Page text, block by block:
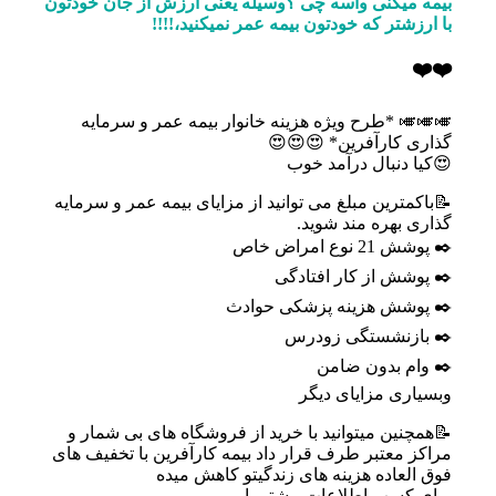
با ارزشتر که خودتون بیمه عمر نمیکنید،!!!!
❤️❤️
🎺🎺🎺 *طرح ویژه هزینه خانوار بیمه عمر و سرمایه
گذاری کارآفرین* 😍😍😍
😍کیا دنبال درآمد خوب
📝باکمترین مبلغ می توانید از مزایای بیمه عمر و سرمایه
گذاری بهره مند شوید.
✒️ پوشش 21 نوع امراض خاص
✒️ پوشش از کار افتادگی
✒️ پوشش هزینه پزشکی حوادث
✒️ بازنشستگی زودرس
✒️ وام بدون ضامن
وبسیاری مزایای دیگر
📝همچنین میتوانید با خرید از فروشگاه های بی شمار و
مراکز معتبر طرف قرار داد بیمه کارآفرین با تخفیف های
فوق العاده هزینه های زندگیتو کاهش میده